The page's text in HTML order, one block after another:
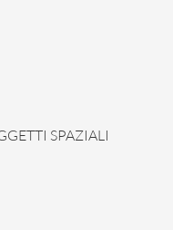
SPAZIALI